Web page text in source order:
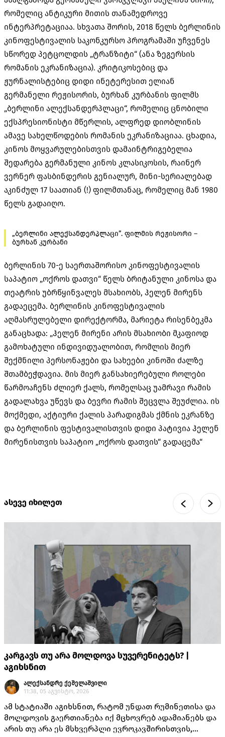
რომელიც ანტიკური მითის თანამედროვე
ინტერპრეტაციაა. სხვათა შორის, 2018 წელს ბერლინის
კინოფესტივალის საკონკურსო პროგრამაში უჩვენეს
სწორედ პეტცოლდის „ტრანზიტი“ (ანა ზეგერსის
რომანის ეკრანიზაცია). კრიტიკოსებიც და
ჟურნალისტებიც დიდი ინეტერესით ელიან
გერმანელი რეჟისორის, ბურხან კურბანის ფილმს
„ბერლინი ალექსანდერპლაცი“, რომელიც ცნობილი
ექსპრესიონისტი მწერლის, ალფრედ დიობლინის
ამავე სახელწოდების რომანის ეკრანიზაციაა. ცხადია,
კინოს მოყვარულებისთვის დამაინტრიგებელია
შედარება გერმანული კინოს კლასიკოსის, რაინერ
ვერნერ ფასბინდერის გენიალურ, მინი-სერიალებად
აკინძულ 17 საათიან (!) ფილმთანაც, რომელიც მან 1980
წელს გადაიღო.
„ბერლინი ალექსანდერპლაცი”. ფილმის რეჟისორი –
ბურხან კურბანი
ბერლინის 70-ე საერთაშორისო კინოფესტივალის
საპატიო „ოქროს დათვი“ წელს ბრიტანული კინოსა და
თეატრის უბრწყინვალეს მსახიობს, ჰელენ მირენს
გადაეცემა. ბერლინის კინოფესტივალის
აღმასრულებელი დირექტორმა, მარიეტა რისენბეკმა
განაცხადა: „ჰელენ მირენი არის მსახიობი მკაფიოდ
გამოხატული ინდივიდუალობით, რომლის მიერ
შექმნილი პერსონაჟები და სახეები კინოში ძალზე
შთამბეჭდავია. მის მიერ განსახიერებული როლები
წარმოაჩენს ძლიერ ქალს, რომელსაც უამრავი რამის
გადალახვა უწევს და ბევრი რამის შეცვლა შეუძლია. ის
მოქმედი, აქტიური ქალის პარადიგმას ქმნის ეკრანზე
და ბერლინის ფესტივალისთვის დიდი პატივია ჰელენ
მირენისთვის საპატიო „ოქროს დათვის“ გადაცემა“
ასევე იხილეთ
კარგავს თუ არა მოლდოვა სუვერენიტეტს? |
აგიხსნით
ალექსანდრე ქეშელაშვილი
11:38, 05 აგვისტო, 2026
ამ სტატიაში აგიხსნით, რატომ უნდათ რუმინეთისა და
მოლდოვის გაერთიანება იქ მცხოვრებ ადამიანებს და
არის თუ არა ეს მსხვერპლი ევროკავშირისთვის,